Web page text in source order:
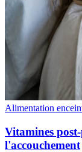
Alimentation
Vitamines
l'accouchement